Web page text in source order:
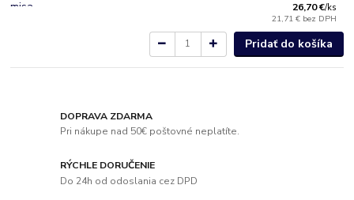
26,70 €/ks
21,71 € bez DPH
Pridať do košíka
DOPRAVA ZDARMA
Pri nákupe nad 50€ poštovné neplatíte.
RÝCHLE DORUČENIE
Do 24h od odoslania cez DPD